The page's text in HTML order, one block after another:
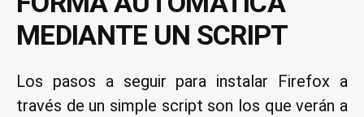
MEDIANTE UN SCRIPT
Los pasos a seguir para instalar Firefox a
través de un simple script son los que verán a